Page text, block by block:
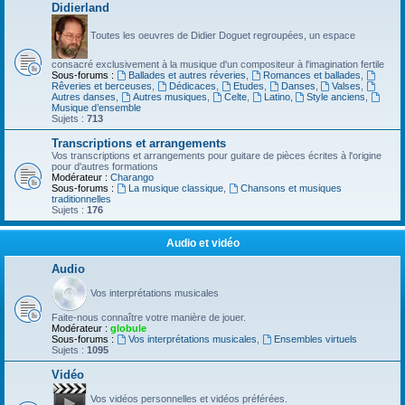
Didierland
Toutes les oeuvres de Didier Doguet regroupées, un espace
consacré exclusivement à la musique d'un compositeur à l'imagination fertile
Sous-forums :
Ballades et autres réveries Romances et ballades
Rêveries et berceuses
Dédicaces Etudes Danses Valses
Autres danses
Autres musiques Celte, Latino, Style anciens
Musique d’ensemble
Sujets : 713
Transcriptions et arrangements
Vos transcriptions et arrangements pour guitare de pièces écrites à l'origine
pour d'autres formations
Modérateur : Charango
Sous-forums :
La musique classique,
Chansons et musiques
traditionnelles
Sujets : 176
Audio et vidéo
Audio
Vos interprétations musicales
Faite-nous connaître votre manière de jouer.
Modérateur : globule
Sous-forums :
Vos interprétations musicales
Ensembles virtuels
Sujets : 1095
Vidéo
Vos vidéos personnelles et vidéos préférées.